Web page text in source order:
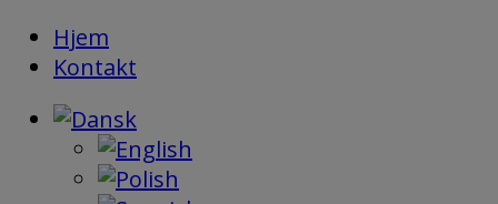
Hop Hjem
Kontakt